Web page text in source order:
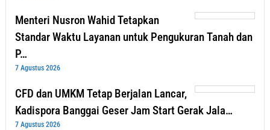
Menteri Nusron Wahid Tetapkan
Standar Waktu Layanan untuk Pengukuran Tanah dan
P…
7 Agustus 2026
CFD dan UMKM Tetap Berjalan Lancar,
Kadispora Banggai Geser Jam Start Gerak Jala…
7 Agustus 2026